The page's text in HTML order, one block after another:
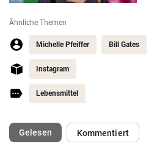
Ähnliche Themen
Michelle Pfeiffer Bill Gates
Instagram
Lebensmittel
Gelesen(ausgewählt)Kommentiert